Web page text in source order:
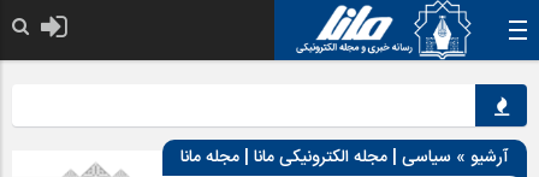
آرشیو » سیاسی | مجله الکترونیکی مانا | مجله مانا